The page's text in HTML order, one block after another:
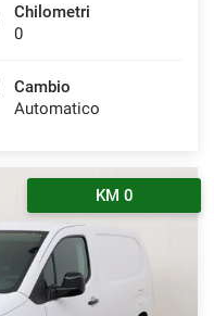
Chilometri
0
Cambio
Automatico
KM 0